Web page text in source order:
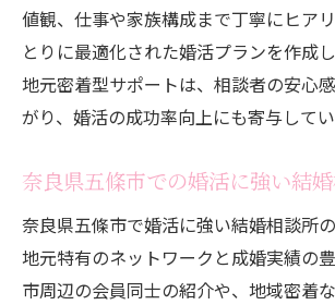
値観、仕事や家族構成まで丁寧にヒア
とりに最適化された婚活プランを作成
地元密着型サポートは、相談者の安心
がり、婚活の成功率向上にも寄与してい
奈良県五條市での婚活に強い結
奈良県五條市で婚活に強い結婚相談所
地元特有のネットワークと成婚実績の
市周辺の会員同士の紹介や、地域密着